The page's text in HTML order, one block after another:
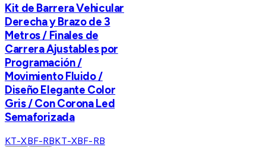
Kit de Barrera Vehicular
Derecha y Brazo de 3
Metros / Finales de
Carrera Ajustables por
Programación /
Movimiento Fluido /
Diseño Elegante Color
Gris / Con Corona Led
Semaforizada
KT-XBF-RBKT-XBF-RB